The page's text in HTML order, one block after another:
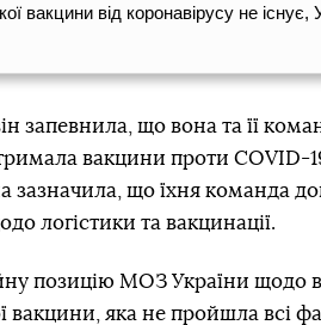
вакцини від коронавірусу не
запевнила, що вона та її
вакцини проти COVID-
зазначила, що їхня команда
логістики та вакцинації.
позицію МОЗ України щодо
вакцини, яка не пройшла всі